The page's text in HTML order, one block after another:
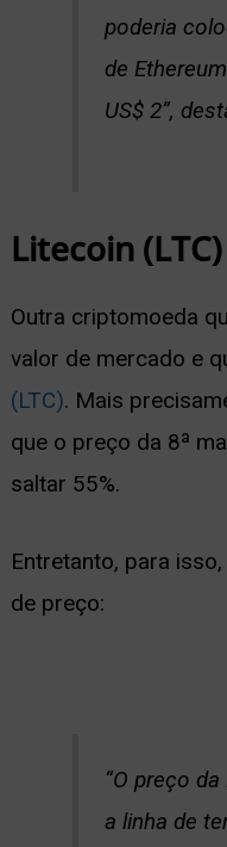
poderia
de
US$ 2”,
Litecoin (LTC)
Outra criptomoeda
valor de mercado e
(LTC). Mais
que o preço da 8ª
saltar 55%.
Entretanto, para
de preço:
“O preço
a linha de